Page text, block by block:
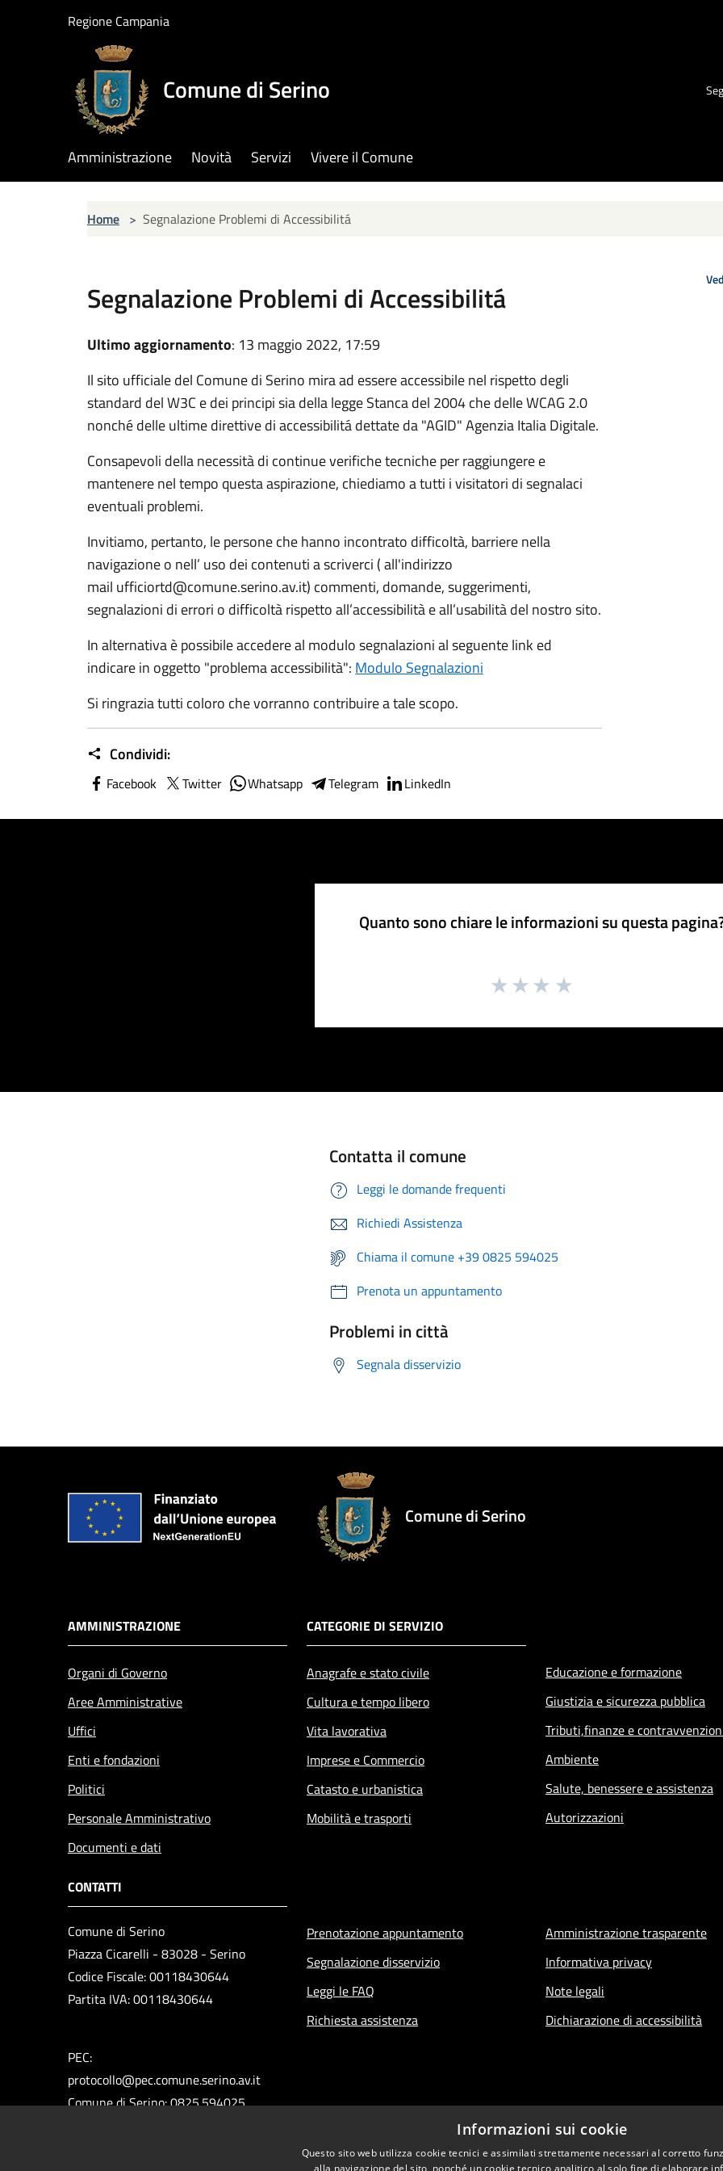
Regione Campania
Comune di Serino
Amministrazione Novità Servizi Vivere il Comune
Home > Segnalazione Problemi di Accessibilitá
Segnalazione Problemi di Accessibilitá
Ultimo aggiornamento: 13 maggio 2022, 17:59
Il sito ufficiale del Comune di Serino mira ad essere accessibile nel rispetto degli
standard del W3C e dei principi sia della legge Stanca del 2004 che delle WCAG 2.0
nonché delle ultime direttive di accessibilitá dettate da "AGID" Agenzia Italia Digitale.
Consapevoli della necessità di continue verifiche tecniche per raggiungere e
mantenere nel tempo questa aspirazione, chiediamo a tutti i visitatori di segnalaci
eventuali problemi.
Invitiamo, pertanto, le persone che hanno incontrato difficoltà, barriere nella
navigazione o nell’ uso dei contenuti a scriverci ( all'indirizzo
mail ufficiortd@comune.serino.av.it) commenti, domande, suggerimenti,
segnalazioni di errori o difficoltà rispetto all’accessibilità e all’usabilità del nostro sito.
In alternativa è possibile accedere al modulo segnalazioni al seguente link ed
indicare in oggetto "problema accessibilità": Modulo Segnalazioni
Si ringrazia tutti coloro che vorranno contribuire a tale scopo.
Condividi:
Facebook Twitter Whatsapp Telegram LinkedIn
Quanto sono chiare le informazioni su questa
Contatta il comune
Leggi le domande frequenti
Richiedi Assistenza
Chiama il comune +39 0825 594025
Prenota un appuntamento
Problemi in città
Segnala disservizio
Comune di Serino
AMMINISTRAZIONE
Organi di Governo
Aree Amministrative
Uffici
Enti e fondazioni
Politici
Personale Amministrativo
Documenti e dati
CATEGORIE DI SERVIZIO
Anagrafe e stato civile
Cultura e tempo libero
Vita lavorativa
Imprese e Commercio
Catasto e urbanistica
Mobilità e trasporti
Educazione e formazione
Giustizia e sicurezza pubblica
Tributi,finanze e
Ambiente
Salute, benessere e assistenza
Autorizzazioni
CONTATTI
Comune di Serino
Piazza Cicarelli - 83028 - Serino
Codice Fiscale: 00118430644
Partita IVA: 00118430644
PEC:
protocollo@pec.comune.serino.av.it
Comune di Serino: 0825.594025
Prenotazione appuntamento
Segnalazione disservizio
Leggi le FAQ
Richiesta assistenza
Amministrazione trasparente
Informativa privacy
Note legali
Dichiarazione di accessibilità
Informazioni sui cookie
Questo sito web utilizza cookie tecnici e assimilati strettamente necessari al corretto
alla navigazione del sito, nonché un cookie tecnico analitico al solo fine di elaborare